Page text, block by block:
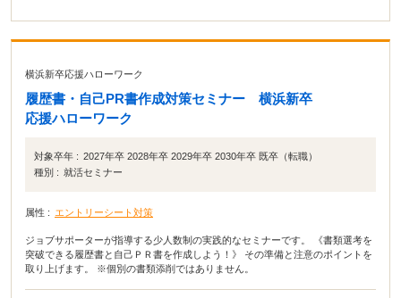
横浜新卒応援ハローワーク
履歴書・自己PR書作成対策セミナー 横浜新卒
応援ハローワーク
対象卒年 : 2027年卒 2028年卒 2029年卒 2030年卒 既卒（転職）
種別 : 就活セミナー
属性 : エントリーシート対策
ジョブサポーターが指導する少人数制の実践的なセミナーです。 《書類選考を
突破できる履歴書と自己ＰＲ書を作成しよう！》 その準備と注意のポイントを
取り上げます。 ※個別の書類添削ではありません。